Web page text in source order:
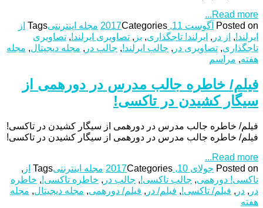
Read more...
Posted on آگوست 11, 2017 Categories مجله اینترنتیTags از
ایرلند!, از در , ایرلند! تاجگذاری, بز , تصاویری ایرلند!, تصاویری
تاجگذاری, تصاویری در , جالب ایرلند!, جالب در , مجله دیجیتال, مجله
هفته, مراسم
فیلم/ خاطره جالب مدرس در دورهمی از
سیگار کشیدن در تاکسی!
فیلم/ خاطره جالب مدرس در دورهمی از سیگار کشیدن در تاکسی!
فیلم/ خاطره جالب مدرس در دورهمی از سیگار کشیدن در تاکسی!
Read more...
Posted on جولای 10, 2017 Categories مجله اینترنتیTags از ,
تاکسی! دورهمی, جالب تاکسی!, جالب در , خاطره تاکسی!, خاطره
در , در , فیلم/ تاکسی!, فیلم/ در , فیلم/ دورهمی, مجله دیجیتال, مجله
هفته